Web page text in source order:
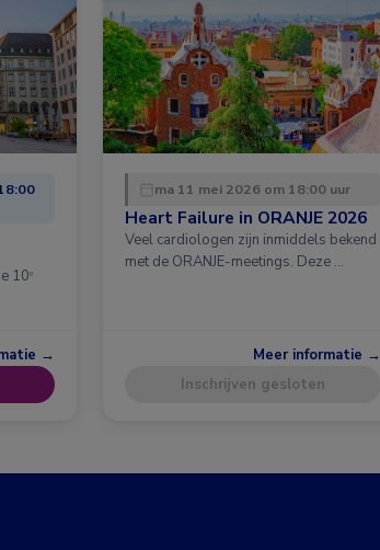
10ᵉ
→
ma 11 mei 2026 om 18:00 uur
Heart Failure in ORANJE 2026
Veel cardiologen zijn inmiddels bekend
met de ORANJE-meetings. Deze …
Meer informatie →
Inschrijven gesloten